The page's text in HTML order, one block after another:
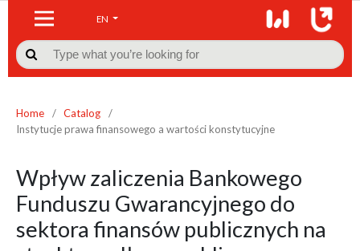
EN

Home / Catalog
/
Instytucje prawa finansowego a wartości konstytucyjne
Wpływ zaliczenia Bankowego
Funduszu Gwarancyjnego do
sektora finansów publicznych na